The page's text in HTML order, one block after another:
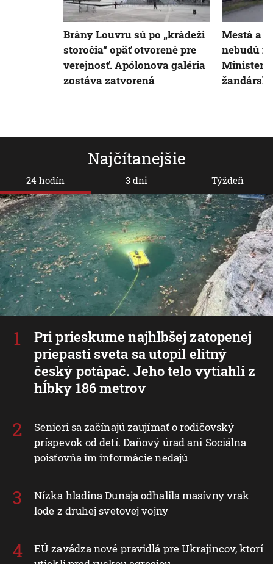
Najčítanejšie
24 hodín
Pri prieskume najhlbšej zatopenej
priepasti sveta sa utopil elitný
český potápač. Jeho telo vytiahli z
hĺbky 186 metrov
Seniori sa začínajú zaujímať o rodičovský
príspevok od detí. Daňový úrad ani Sociálna
poisťovňa im informácie nedajú
Nízka hladina Dunaja odhalila masívny vrak
lode z druhej svetovej vojny
EÚ zavádza nové pravidlá pre Ukrajincov, ktorí
3 dni Týždeň
Brány Louvru sú po „krádeži
storočia“ opäť otvorené pre
verejnosť. Apólonova galéria
zostáva zatvorená
Mestá a
nebudú
Minister